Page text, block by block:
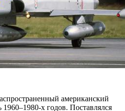
американский
1960–1980-х годов. Поставлялся